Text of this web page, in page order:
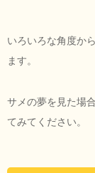
いろいろな角度か
ます。
サメの夢を見た場
てみてください。